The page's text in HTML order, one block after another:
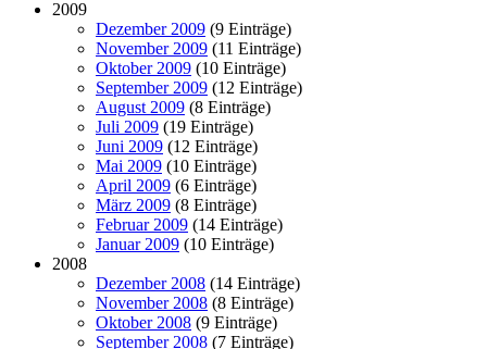
2009
Dezember 2009 (9 Einträge)
November 2009 (11 Einträge)
Oktober 2009 (10 Einträge)
September 2009 (12 Einträge)
August 2009 (8 Einträge)
Juli 2009 (19 Einträge)
Juni 2009 (12 Einträge)
Mai 2009 (10 Einträge)
April 2009 (6 Einträge)
März 2009 (8 Einträge)
Februar 2009 (14 Einträge)
Januar 2009 (10 Einträge)
2008
Dezember 2008 (14 Einträge)
November 2008 (8 Einträge)
Oktober 2008 (9 Einträge)
September 2008 (7 Einträge)